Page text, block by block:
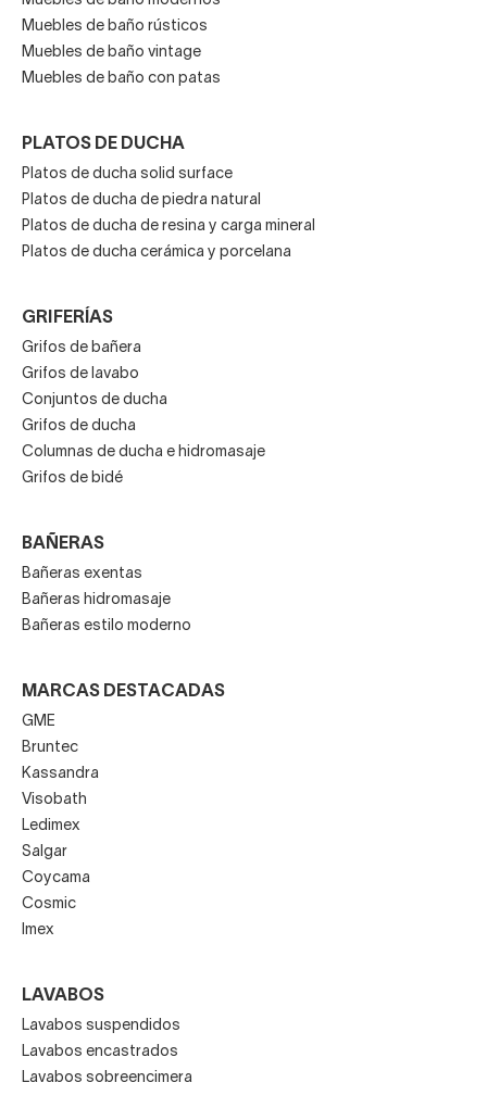
Muebles de baño rústicos
Muebles de baño vintage
Muebles de baño con patas
PLATOS DE DUCHA
Platos de ducha solid surface
Platos de ducha de piedra natural
Platos de ducha de resina y carga mineral
Platos de ducha cerámica y porcelana
GRIFERÍAS
Grifos de bañera
Grifos de lavabo
Conjuntos de ducha
Grifos de ducha
Columnas de ducha e hidromasaje
Grifos de bidé
BAÑERAS
Bañeras exentas
Bañeras hidromasaje
Bañeras estilo moderno
MARCAS DESTACADAS
GME
Bruntec
Kassandra
Visobath
Ledimex
Salgar
Coycama
Cosmic
Imex
LAVABOS
Lavabos suspendidos
Lavabos encastrados
Lavabos sobreencimera